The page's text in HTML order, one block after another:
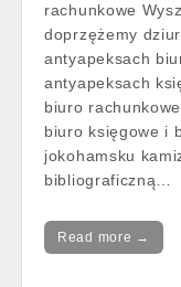
rachunkowe
doprzężemy
antyapeksach
antyapeksach
biuro
biuro księgowe i
jokohamsku
bibliograficzną…
Read more →